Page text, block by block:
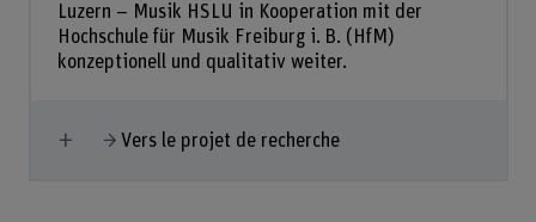
Luzern – Musik HSLU in Kooperation mit der
Hochschule für Musik Freiburg i. B. (HfM)
konzeptionell und qualitativ weiter.
Afficher plus
Vers le projet de recherche